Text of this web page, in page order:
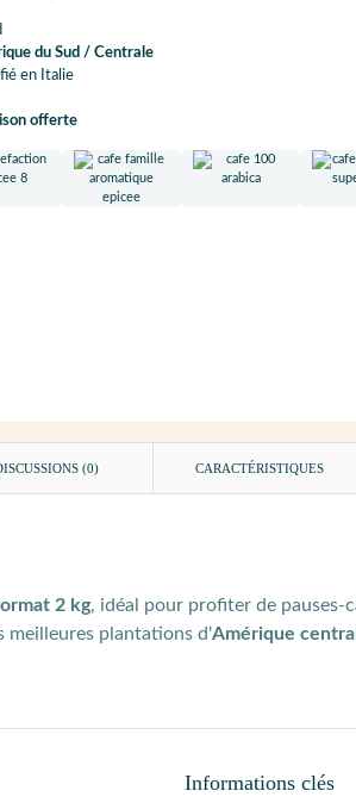
du Sud / Centrale
en Italie
offerte
(0) CARACTÉRISTIQUES
2 kg, idéal pour profiter de
meilleures plantations d'Amérique
Informations clés